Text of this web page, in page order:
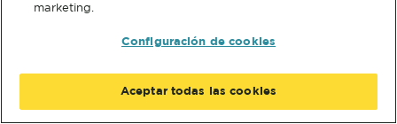
marketing.
Configuración de cookies
Aceptar todas las cookies